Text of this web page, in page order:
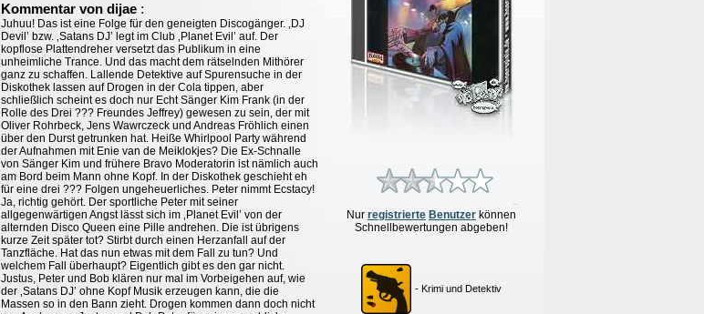
Nur registrierte Benutzer können
Schnellbewertungen abgeben!
- Krimi und Detektiv
Kommentar von dijae :
Juhuu! Das ist eine Folge für den geneigten Discogänger. ‚DJ
Devil’ bzw. ‚Satans DJ’ legt im Club ‚Planet Evil’ auf. Der
kopflose Plattendreher versetzt das Publikum in eine
unheimliche Trance. Und das macht dem rätselnden Mithörer
ganz zu schaffen. Lallende Detektive auf Spurensuche in der
Diskothek lassen auf Drogen in der Cola tippen, aber
schließlich scheint es doch nur Echt Sänger Kim Frank (in der
Rolle des Drei ??? Freundes Jeffrey) gewesen zu sein, der mit
Oliver Rohrbeck, Jens Wawrczeck und Andreas Fröhlich einen
über den Durst getrunken hat. Heiße Whirlpool Party während
der Aufnahmen mit Enie van de Meiklokjes? Die Ex-Schnalle
von Sänger Kim und frühere Bravo Moderatorin ist nämlich auch
am Bord beim Mann ohne Kopf. In der Diskothek geschieht eh
für eine drei ??? Folgen ungeheuerliches. Peter nimmt Ecstacy!
Ja, richtig gehört. Der sportliche Peter mit seiner
allgegenwärtigen Angst lässt sich im ‚Planet Evil’ von der
alternden Disco Queen eine Pille andrehen. Die ist übrigens
kurze Zeit später tot? Stirbt durch einen Herzanfall auf der
Tanzfläche. Hat das nun etwas mit dem Fall zu tun? Und
welchem Fall überhaupt? Eigentlich gibt es den gar nicht.
Justus, Peter und Bob klären nur mal im Vorbeigehen auf, wie
der ‚Satans DJ’ ohne Kopf Musik erzeugen kann, die die
Massen so in den Bann zieht. Drogen kommen dann doch nicht